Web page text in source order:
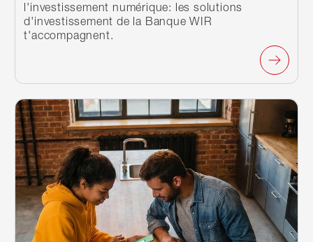
l'investissement numérique: les solutions
d'investissement de la Banque WIR
t'accompagnent.